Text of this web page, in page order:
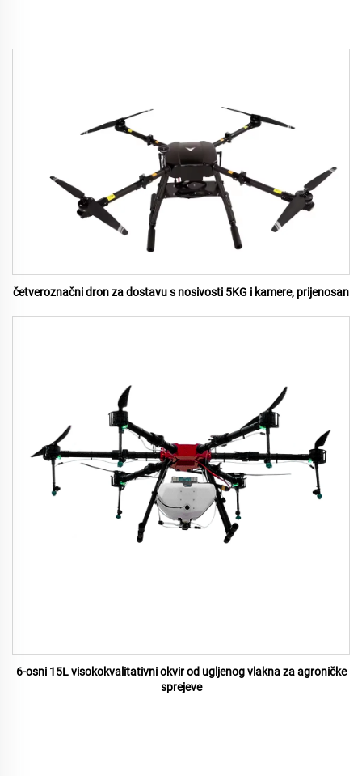
četveroznačni dron za dostavu s nosivosti 5KG i kamere, prijenosan
6-osni 15L visokokvalitativni okvir od ugljenog vlakna za agroničke
sprejeve